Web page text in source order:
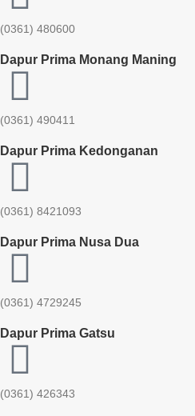
(0361) 480600
Dapur Prima Monang Maning
(0361) 490411​
Dapur Prima Kedonganan
(0361) 8421093
Dapur Prima Nusa Dua
(0361) 4729245
Dapur Prima Gatsu
(0361) 426343